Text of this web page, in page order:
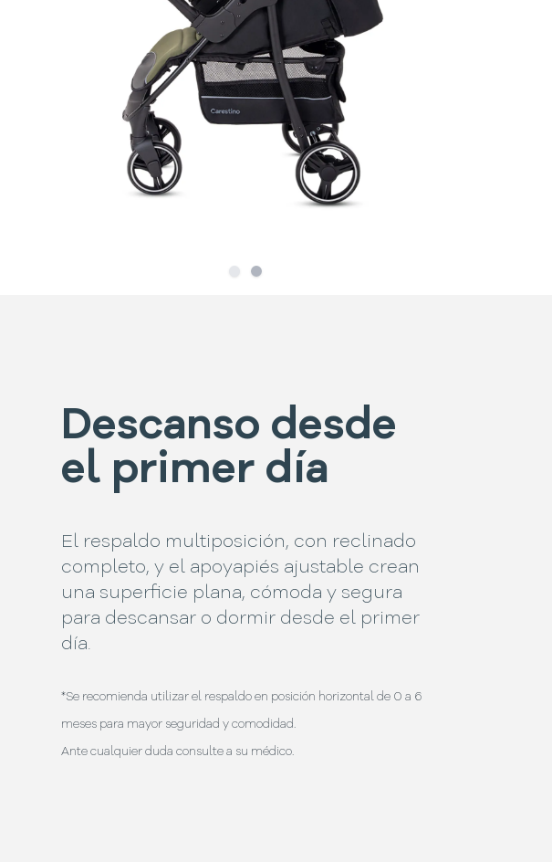
SlideSlide
Descanso desde
el primer día
El respaldo multiposición, con reclinado
completo, y el apoyapiés ajustable crean
una superficie plana, cómoda y segura
para descansar o dormir desde el primer
día.
*Se recomienda utilizar el respaldo en posición horizontal de 0 a 6
meses para mayor seguridad y comodidad.
Ante cualquier duda consulte a su médico.